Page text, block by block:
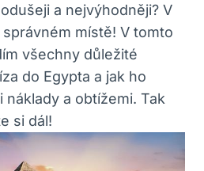
a nejvýhodněji? V
místě! V tomto
všechny důležité
do Egypta a jak ho
náklady a obtížemi. Tak
si dál!